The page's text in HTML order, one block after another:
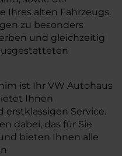
Ihres alten Fahrzeugs.
zu besonders
und gleichzeitig
ist Ihr VW Autohaus
Ihnen
Service.
dabei, das für Sie
bieten Ihnen alle